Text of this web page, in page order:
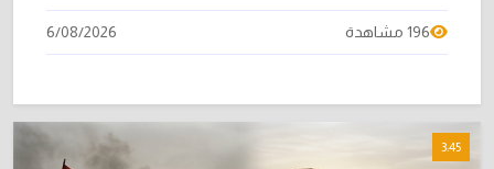
196 مشاهدة 6/08/2026
3:45